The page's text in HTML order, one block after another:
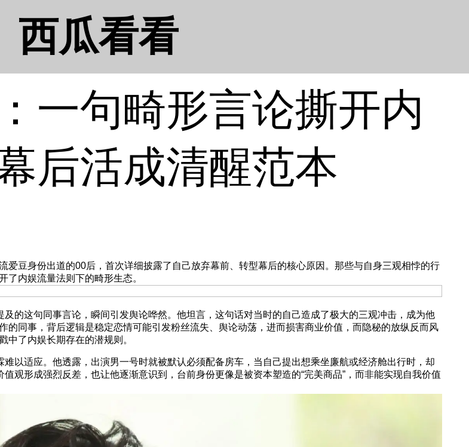
西瓜看看
一句畸形言论撕开内
后活成清醒范本
豆身份出道的00后，首次详细披露了自己放弃幕前、转型幕后的核心原因。那些与自身三观相悖的行
了内娱流量法则下的畸形生态。
这句同事言论，瞬间引发舆论哗然。他坦言，这句话对当时的自己造成了极大的三观冲击，成为他
同事，背后逻辑是稳定恋情可能引发粉丝流失、舆论动荡，进而损害商业价值，而隐秘的放纵反而风
中了内娱长期存在的潜规则。
适应。他透露，出演男一号时就被默认必须配备房车，当自己提出想乘坐廉航或经济舱出行时，却
观形成强烈反差，也让他逐渐意识到，台前身份更像是被资本塑造的“完美商品”，而非能实现自我价值